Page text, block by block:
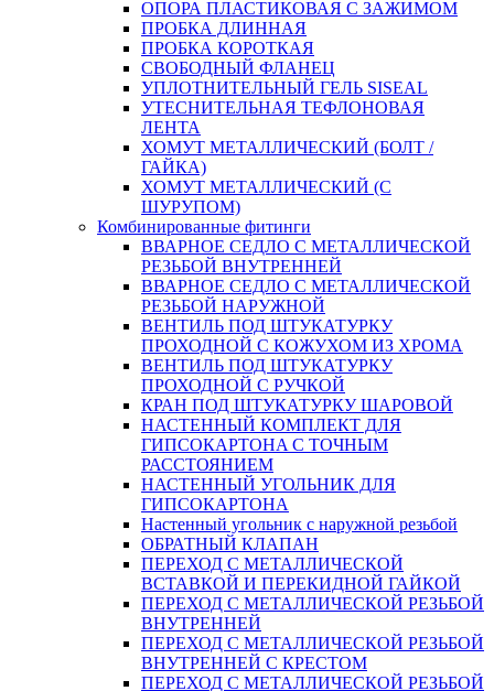
ОПОРА ПЛАСТИКОВАЯ С ЗАЖИМОМ
ПРОБКА ДЛИННАЯ
ПРОБКА КОРОТКАЯ
СВОБОДНЫЙ ФЛАНЕЦ
УПЛОТНИТЕЛЬНЫЙ ГЕЛЬ SISEAL
УТЕСНИТЕЛЬНАЯ ТЕФЛОНОВАЯ
ЛЕНТА
ХОМУТ МЕТАЛЛИЧЕСКИЙ (БОЛТ /
ГАЙКА)
ХОМУТ МЕТАЛЛИЧЕСКИЙ (С
ШУРУПОМ)
Комбинированные фитинги
ВВАРНОЕ СЕДЛО С МЕТАЛЛИЧЕСКОЙ
РЕЗЬБОЙ ВНУТРЕННЕЙ
ВВАРНОЕ СЕДЛО С МЕТАЛЛИЧЕСКОЙ
РЕЗЬБОЙ НАРУЖНОЙ
ВЕНТИЛЬ ПОД ШТУКАТУРКУ
ПРОХОДНОЙ С КОЖУХОМ ИЗ ХРОМА
ВЕНТИЛЬ ПОД ШТУКАТУРКУ
ПРОХОДНОЙ С РУЧКОЙ
КРАН ПОД ШТУКАТУРКУ ШАРОВОЙ
НАСТЕННЫЙ КОМПЛЕКТ ДЛЯ
ГИПСОКАРТОНA С ТОЧНЫМ
РАССТОЯНИЕМ
НАСТЕННЫЙ УГОЛЬНИК ДЛЯ
ГИПСОКАРТОНА
Настенный угольник с наружной резьбой
ОБРАТНЫЙ КЛАПАН
ПЕРЕХОД С МЕТАЛЛИЧЕСКОЙ
ВСТАВКОЙ И ПЕРЕКИДНОЙ ГАЙКОЙ
ПЕРЕХОД С МЕТАЛЛИЧЕСКОЙ РЕЗЬБОЙ
ВНУТРЕННЕЙ
ПЕРЕХОД С МЕТАЛЛИЧЕСКОЙ РЕЗЬБОЙ
ВНУТРЕННЕЙ С КРЕСТОМ
ПЕРЕХОД С МЕТАЛЛИЧЕСКОЙ РЕЗЬБОЙ